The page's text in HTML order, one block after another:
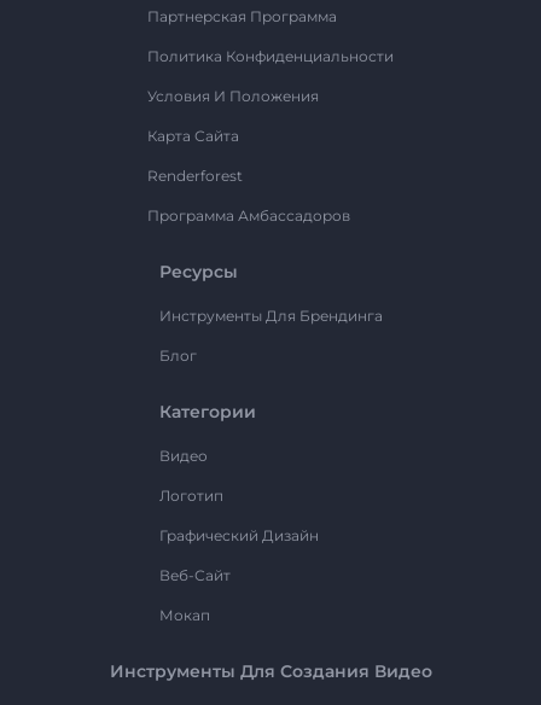
Партнерская Программа
Политика Конфиденциальности
Условия И Положения
Карта Сайта
Renderforest
Программа Амбассадоров
Ресурсы
Инструменты Для Брендинга
Блог
Категории
Видео
Логотип
Графический Дизайн
Веб-Сайт
Мокап
Инструменты Для Создания Видео